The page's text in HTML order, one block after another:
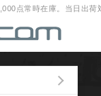
点常時在庫。当日出荷